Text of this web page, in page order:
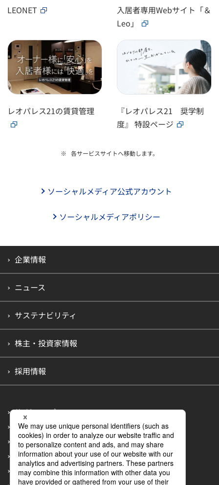
LEONET
入居者専用Webサイト「＆
Leo」
レオパレス21の賃貸管理
『レオパレス21 奨学制
度』 特設ページ
各サービスサイトへ移動します。
ソーシャルメディア公式アカウント
ソーシャルメディアポリシー
企業情報
ニュース
サステナビリティ
株主・投資家情報
採用情報
サイトマップ
プライバシーポリシー
アクセシビリティポリシー
情報セキュリティポリシー
カスタマーハラスメントへの行動指針